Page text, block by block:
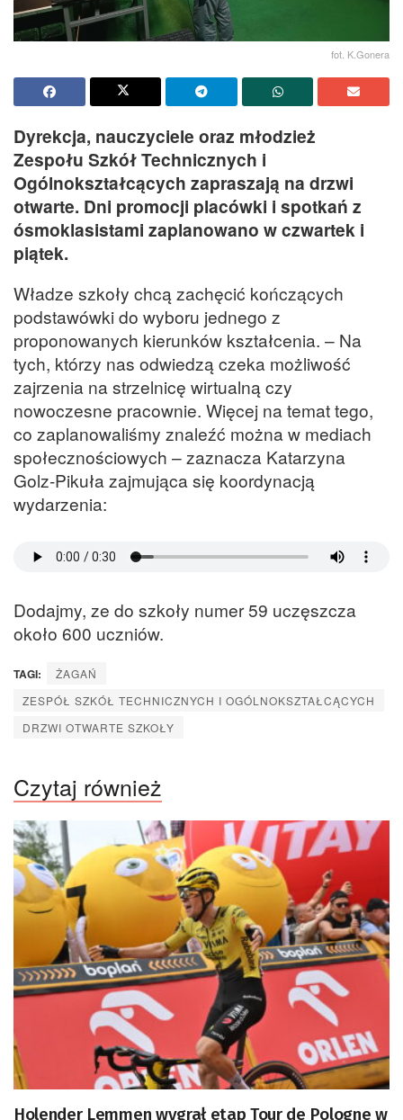
fot. K.Gonera
Dyrekcja, nauczyciele oraz młodzież
Zespołu Szkół Technicznych i
Ogólnokształcących zapraszają na drzwi
otwarte. Dni promocji placówki i spotkań z
ósmoklasistami zaplanowano w czwartek i
piątek.
Władze szkoły chcą zachęcić kończących
podstawówki do wyboru jednego z
proponowanych kierunków kształcenia. – Na
tych, którzy nas odwiedzą czeka możliwość
zajrzenia na strzelnicę wirtualną czy
nowoczesne pracownie. Więcej na temat tego,
co zaplanowaliśmy znaleźć można w mediach
społecznościowych – zaznacza Katarzyna
Golz-Pikuła zajmująca się koordynacją
wydarzenia:
Dodajmy, ze do szkoły numer 59 uczęszcza
około 600 uczniów.
TAGI:
ŻAGAŃ
ZESPÓŁ SZKÓŁ TECHNICZNYCH I OGÓLNOKSZTAŁCĄCYCH
DRZWI OTWARTE SZKOŁY
Czytaj również
Holender Lemmen wygrał etap Tour de Pologne w